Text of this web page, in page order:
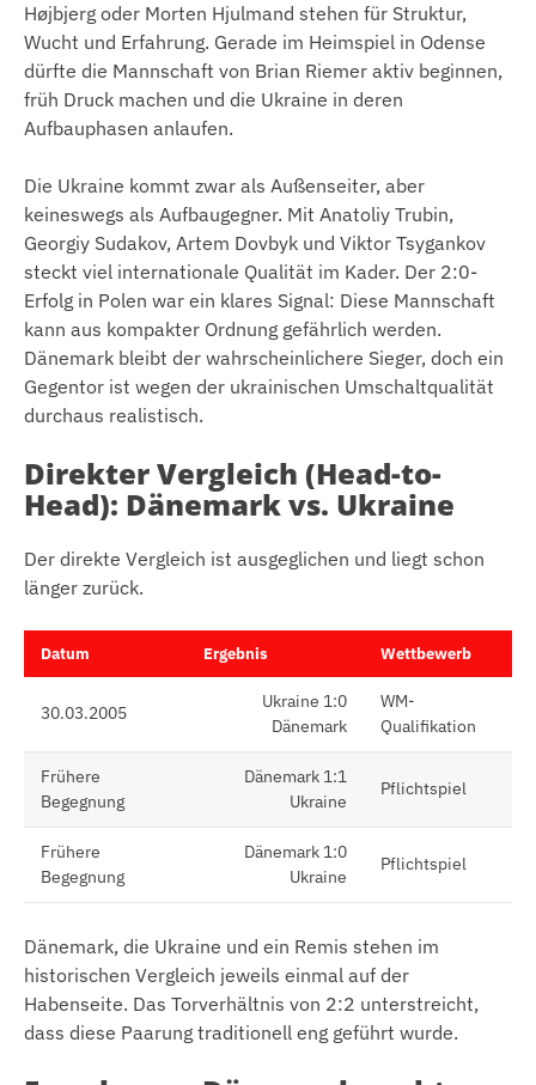
Højbjerg oder Morten Hjulmand stehen für Struktur,
Wucht und Erfahrung. Gerade im Heimspiel in Odense
dürfte die Mannschaft von Brian Riemer aktiv beginnen,
früh Druck machen und die Ukraine in deren
Aufbauphasen anlaufen.
Die Ukraine kommt zwar als Außenseiter, aber
keineswegs als Aufbaugegner. Mit Anatoliy Trubin,
Georgiy Sudakov, Artem Dovbyk und Viktor Tsygankov
steckt viel internationale Qualität im Kader. Der 2:0-
Erfolg in Polen war ein klares Signal: Diese Mannschaft
kann aus kompakter Ordnung gefährlich werden.
Dänemark bleibt der wahrscheinlichere Sieger, doch ein
Gegentor ist wegen der ukrainischen Umschaltqualität
durchaus realistisch.
Direkter Vergleich (Head-to-
Head): Dänemark vs. Ukraine
Der direkte Vergleich ist ausgeglichen und liegt schon
länger zurück.
Datum Ergebnis Wettbewerb
30.03.2005
Ukraine 1:0
Dänemark
WM-
Qualifikation
Frühere
Begegnung
Dänemark 1:1
Ukraine
Pflichtspiel
Frühere
Begegnung
Dänemark 1:0
Ukraine
Pflichtspiel
Dänemark, die Ukraine und ein Remis stehen im
historischen Vergleich jeweils einmal auf der
Habenseite. Das Torverhältnis von 2:2 unterstreicht,
dass diese Paarung traditionell eng geführt wurde.